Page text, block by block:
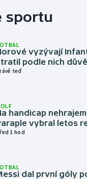
sportu
vyzývají
podle nich
teď
handicap
vybral letos
1 hod
dal první góly